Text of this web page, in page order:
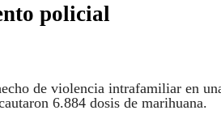
policial
de violencia intrafamiliar en
6.884 dosis de marihuana.